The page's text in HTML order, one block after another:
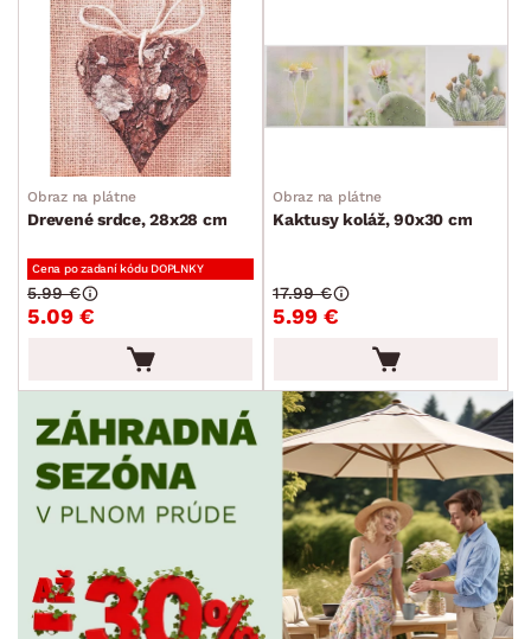
Obraz na plátne
Drevené srdce, 28x28 cm
Cena po zadaní kódu DOPLNKY
5.09 €
5.99 €
Obraz na plátne
Kaktusy koláž, 90x30 cm
5.99 €
17.99 €